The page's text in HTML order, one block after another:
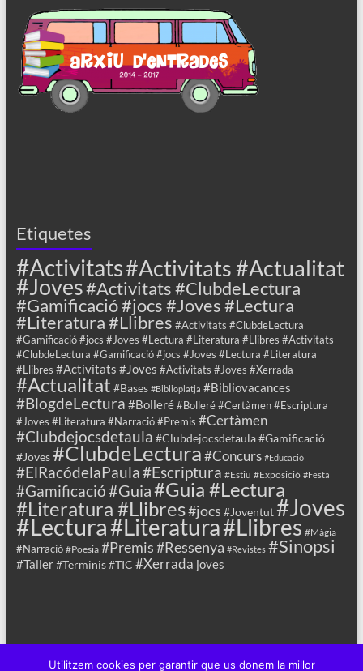
Etiquetes
#Activitats#Activitats #Actualitat
#Joves#Activitats #ClubdeLectura
#Gamificació #jocs #Joves #Lectura
#Literatura #Llibres #Activitats #ClubdeLectura
#Gamificació #jocs #Joves #Lectura #Literatura #Llibres #Activitats
#ClubdeLectura #Gamificació #jocs #Joves #Lectura #Literatura
#Llibres #Activitats #Joves #Activitats #Joves #Xerrada
#Actualitat #Bases #Biblioplatja #Bibliovacances
#BlogdeLectura #Bolleré #Bolleré #Certàmen #Escriptura
#Joves #Literatura #Narració #Premis #Certàmen
#Clubdejocsdetaula #Clubdejocsdetaula #Gamificació
#Joves#ClubdeLectura#Concurs #Educació
#ElRacódelaPaula#Escriptura #Estiu #Exposició #Festa
#Gamificació#Guia#Guia #Lectura
#Literatura #Llibres#jocs #Joventut#Joves
#Lectura#Literatura#Llibres #Màgia
#Narració #Poesia #Premis#Ressenya #Revistes #Sinopsi
#Taller#Terminis#TIC #Xerrada joves
Utilitzem cookies per garantir que us donem la millor